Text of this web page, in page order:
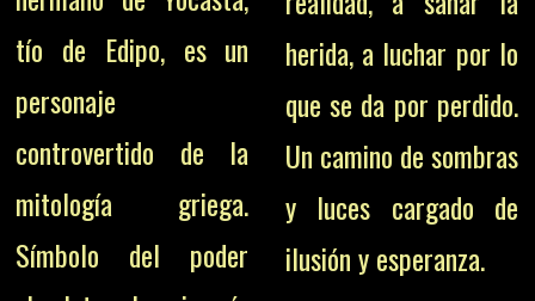
tío de Edipo, es un
personaje
controvertido de la
mitología griega.
Símbolo del poder
herida, a luchar por lo
que se da por perdido.
Un camino de sombras
y luces cargado de
ilusión y esperanza.